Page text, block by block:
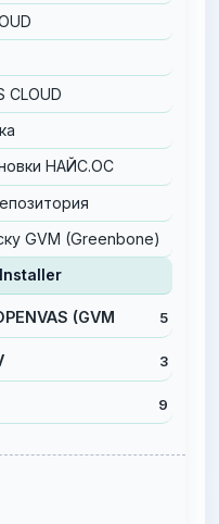
CLOUD
НАЙС.ОС
GVM (Greenbone)
(GVM 5
3
9